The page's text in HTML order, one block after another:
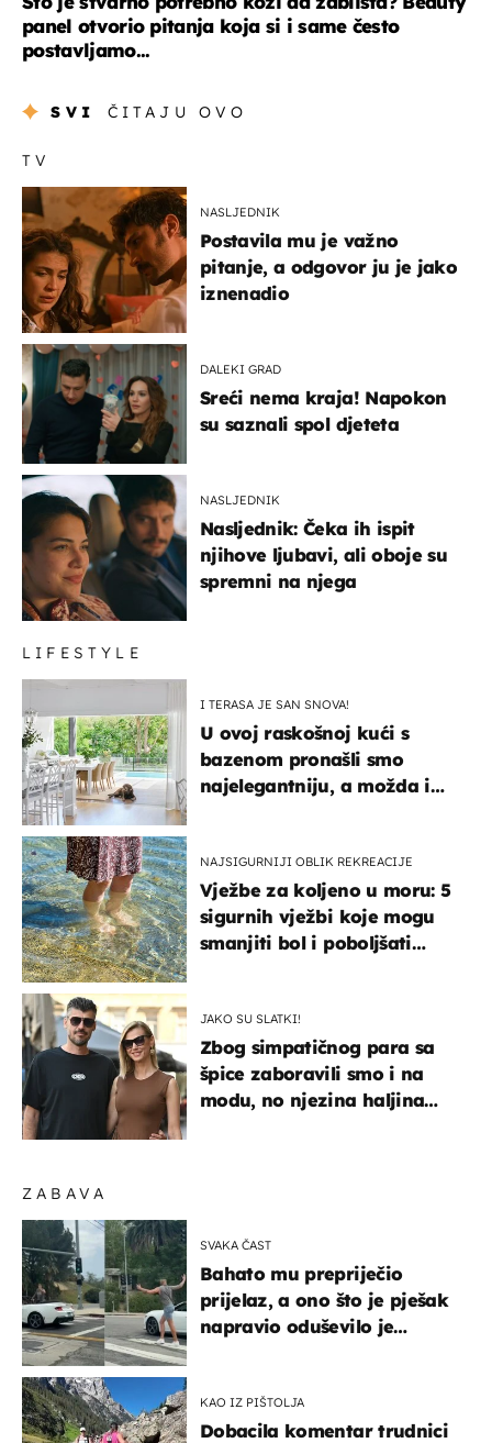
panel otvorio pitanja koja si i same često
postavljamo...
SVI ČITAJU OVO
ZABAVA
SVAKA ČAST
Bahato mu prepriječio
prijelaz, a ono što je pješak
napravio oduševilo je
KAO IZ PIŠTOLJA
Dobacila komentar trudnici
TV
NASLJEDNIK
Postavila mu je važno
pitanje, a odgovor ju je jako
iznenadio
DALEKI GRAD
Sreći nema kraja! Napokon
su saznali spol djeteta
NASLJEDNIK
Nasljednik: Čeka ih ispit
njihove ljubavi, ali oboje su
spremni na njega
LIFESTYLE
I TERASA JE SAN SNOVA!
U ovoj raskošnoj kući s
bazenom pronašli smo
najelegantniju, a možda i
NAJSIGURNIJI OBLIK REKREACIJE
Vježbe za koljeno u moru: 5
sigurnih vježbi koje mogu
smanjiti bol i poboljšati
JAKO SU SLATKI!
Zbog simpatičnog para sa
špice zaboravili smo i na
modu, no njezina haljina